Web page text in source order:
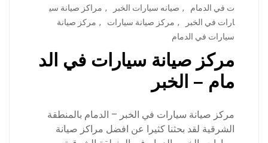
ت في الدمام
, صيانه سيارات الخبر , مراكز صيانة سي
ارات في الخبر
, مركز صيانة سيارات , مركز صيانة
سيارات في الدمام
مركز صيانة سيارات في الد
مام – الخبر
مركز صيانة سيارات في الخبر – الدمام بالمنطقة
الشرقية لقد بحثنا كثيرا عن افضل مراكز صيانة